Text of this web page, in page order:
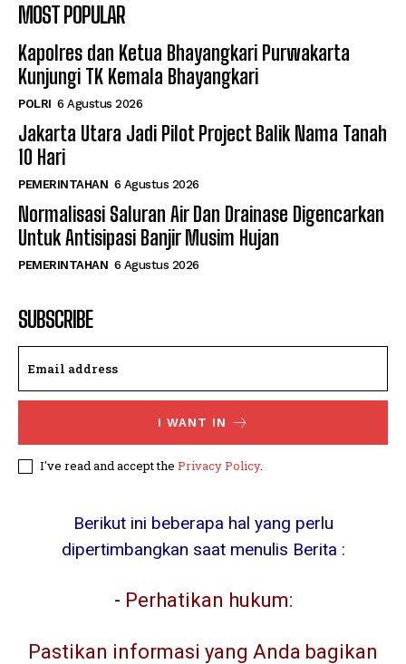
MOST POPULAR
Kapolres dan Ketua Bhayangkari Purwakarta
Kunjungi TK Kemala Bhayangkari
POLRI 6 Agustus 2026
Jakarta Utara Jadi Pilot Project Balik Nama Tanah
10 Hari
PEMERINTAHAN 6 Agustus 2026
Normalisasi Saluran Air Dan Drainase Digencarkan
Untuk Antisipasi Banjir Musim Hujan
PEMERINTAHAN 6 Agustus 2026
SUBSCRIBE
I WANT IN
I've read and accept the Privacy Policy.
Berikut ini beberapa hal yang perlu
dipertimbangkan saat menulis Berita :
- Perhatikan hukum:
Pastikan informasi yang Anda bagikan